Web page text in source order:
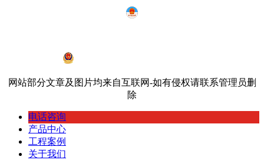
网站部分文章及图片均来自互联网-如有侵权请联系管理员删
除
电话咨询
产品中心
工程案例
关于我们